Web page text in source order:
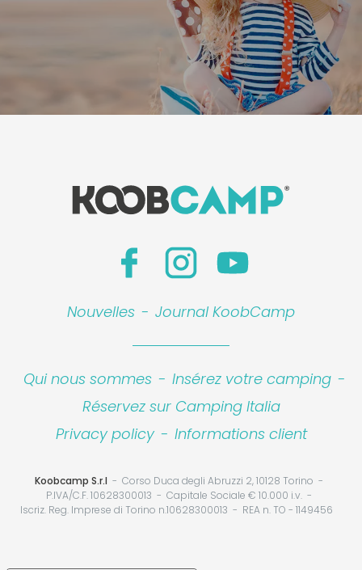
Nouvelles - Journal KoobCamp
Qui nous sommes - Insérez votre camping -
Réservez sur Camping Italia
Privacy policy - Informations client
Koobcamp S.r.l
Corso Duca degli Abruzzi 2, 10128 Torino
P.IVA/C.F. 10628300013
Capitale Sociale € 10.000 i.v.
Iscriz. Reg. Imprese di Torino n.10628300013
REA n. TO - 1149456